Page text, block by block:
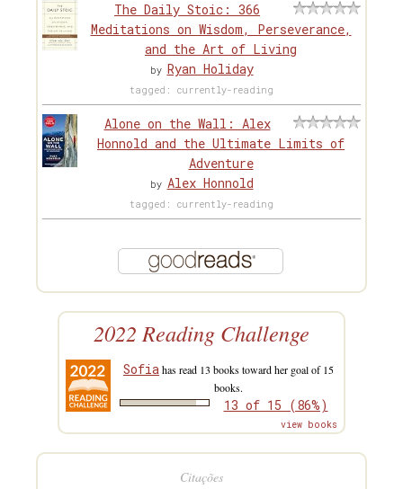
The Daily Stoic: 366
Meditations on Wisdom, Perseverance,
and the Art of Living
by Ryan Holiday
tagged: currently-reading
Alone on the Wall: Alex
Honnold and the Ultimate Limits of
Adventure
by Alex Honnold
tagged: currently-reading
2022 Reading Challenge
Sofiahas read 13 books toward her goal of 15
books.
13 of 15 (86%)
view books
Citações